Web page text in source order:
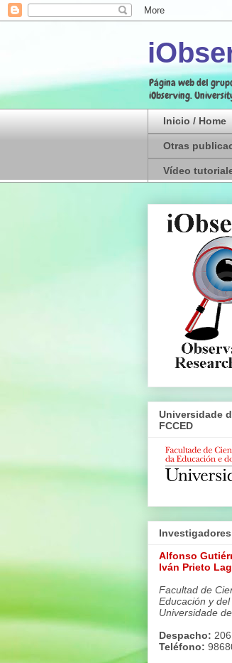
Página web del
iObserving.
Inicio / Home
Otras
Vídeo
Universidade
FCCED
Alfonso
Iván Prieto
Facultad de
Educación y del
Universidade
Despacho: 206
Teléfono: